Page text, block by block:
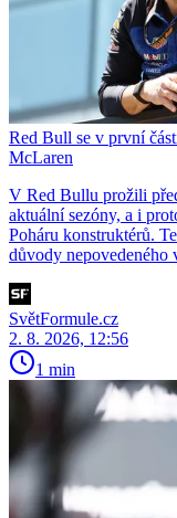
Red Bull se v první
McLaren
V Red Bullu prožili
aktuální sezóny, a i
Poháru konstruktérů.
důvody nepovedeného
SvětFormule.cz
2. 8. 2026, 12:56
1 min